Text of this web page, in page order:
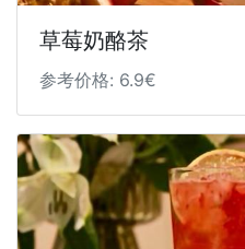
草莓奶酪茶
参考价格: 6.9€